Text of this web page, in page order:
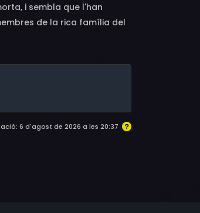
i sembla que l'han
de la rica família del
fins i tot el jardiner de la
sospitós de
mica en mica descobreix
a sospitar de tots els que
6 d'agost de 2026 a les 20:37